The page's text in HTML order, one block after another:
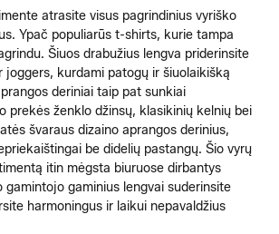
atrasite visus pagrindinius vyriško
Ypač populiarūs t-shirts, kurie tampa
Šiuos drabužius lengva priderinsite
joggers, kurdami patogų ir šiuolaikišką
deriniai taip pat sunkiai
prekės ženklo džinsų, klasikinių kelnių bei
švaraus dizaino aprangos derinius,
be didelių pastangų. Šio vyrų
itin mėgsta biuruose dirbantys
gamintojo gaminius lengvai suderinsite
harmoningus ir laikui nepavaldžius